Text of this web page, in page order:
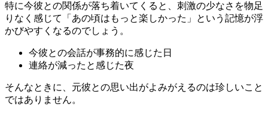
特に今彼との関係が落ち着いてくると、刺激の少なさを物足
りなく感じて「あの頃はもっと楽しかった」という記憶が浮
かびやすくなるのでしょう。
今彼との会話が事務的に感じた日
連絡が減ったと感じた夜
そんなときに、元彼との思い出がよみがえるのは珍しいこと
ではありません。